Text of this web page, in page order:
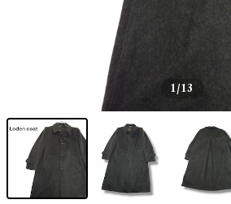
1/13